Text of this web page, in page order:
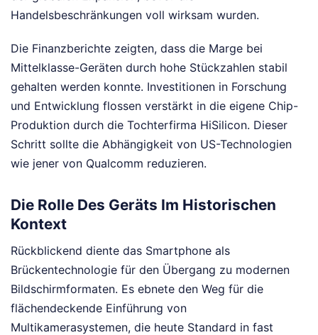
Handelsbeschränkungen voll wirksam wurden.
Die Finanzberichte zeigten, dass die Marge bei
Mittelklasse-Geräten durch hohe Stückzahlen stabil
gehalten werden konnte. Investitionen in Forschung
und Entwicklung flossen verstärkt in die eigene Chip-
Produktion durch die Tochterfirma HiSilicon. Dieser
Schritt sollte die Abhängigkeit von US-Technologien
wie jener von Qualcomm reduzieren.
Die Rolle Des Geräts Im Historischen
Kontext
Rückblickend diente das Smartphone als
Brückentechnologie für den Übergang zu modernen
Bildschirmformaten. Es ebnete den Weg für die
flächendeckende Einführung von
Multikamerasystemen, die heute Standard in fast